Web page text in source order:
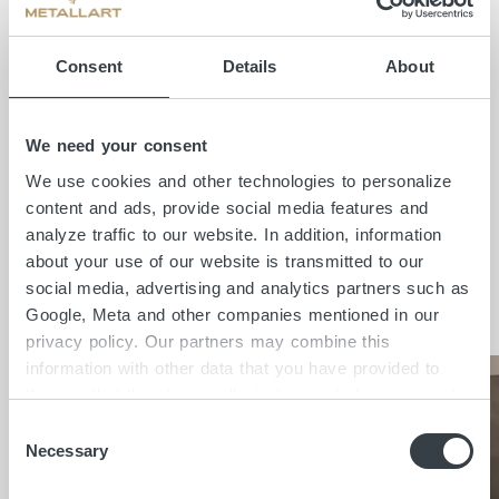
Consent Details About
We need your consent
We use cookies and other technologies to personalize
content and ads, provide social media features and
analyze traffic to our website. In addition, information
about your use of our website is transmitted to our
social media, advertising and analytics partners such as
Google, Meta and other companies mentioned in our
privacy policy. Our partners may combine this
information with other data that you have provided to
them or that they have collected as part of your use of
the cookies and other technologies described here under
"Details" being placed on the device you are using and
Necessary
zwischen die Wangen eingeschweisst
wurde. Dieses Designelement wurde mit der
gesamten Wangentreppe mit Stahlbrüstung
mit einer bauseits aufgebrachten
Flüssigmetallbeschichtung veredelt und
erhält dadurch eine vollkommen nahtlose
und homogene Oberflächenoptik.
Insights